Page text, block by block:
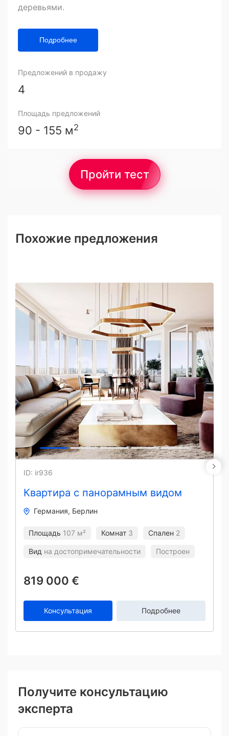
деревьями.
Подробнее
Предложений в продажу
4
Площадь предложений
90 - 155 м2
Пройти тест
Похожие предложения
Квартира с панорамным видом
ID: ir936
Германия Берлин
Площадь 107 м² Комнат 3 Спален 2
Вид на достопримечательности Построен
819 000 €
Консультация Подробнее
Получите консультацию
эксперта